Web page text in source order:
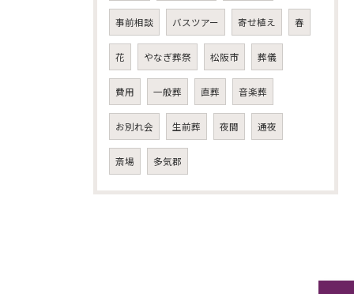
事前相談 バスツアー 寄せ植え 春
花 やなぎ葬祭 松阪市 葬儀
費用 一般葬 直葬 音楽葬
お別れ会 生前葬 夜間 通夜
斎場 多気郡